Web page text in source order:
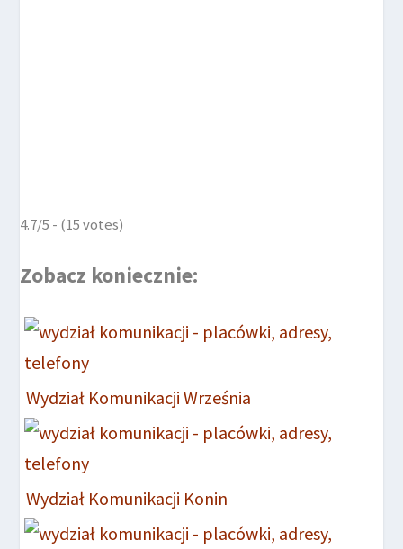
4.7/5 - (15 votes)
Zobacz koniecznie:
Wydział Komunikacji Września
Wydział Komunikacji Konin